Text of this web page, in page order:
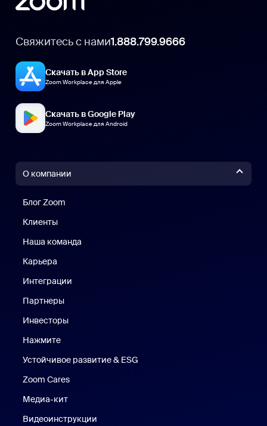
Свяжитесь с нами1.888.799.9666
Скачать в App Store
Zoom Workplace для Apple
Скачать в Google Play
Zoom Workplace для Android
О компании
Блог Zoom
Клиенты
Наша команда
Карьера
Интеграции
Партнеры
Инвесторы
Нажмите
Устойчивое развитие & ESG
Zoom Cares
Медиа-кит
Видеоинструкции